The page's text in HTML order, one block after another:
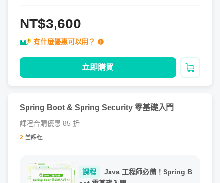
FB 和個人網站
Facebook 粉專：古古的後端筆記
個人網站：https://kucw.io
2023 iThome 鐵人賽
Spring Boot 零基礎入門
：榮獲 2023 鐵人賽《優選》
獎項
Google Cloud Platform 零基礎入門
NT$3,600
有什麼優惠可以用？
立即購買
Spring Boot & Spring Security 零基礎入門
課程合購優惠 85 折
2 堂課程
課程
Java 工程師必備！Spring B